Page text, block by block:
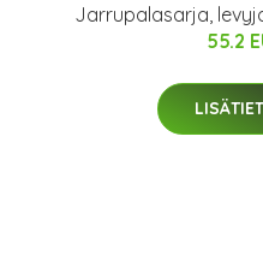
Jarrupalasarja,
55.2